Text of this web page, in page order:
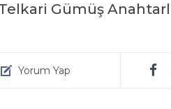
Gümüş
Yorum Yap